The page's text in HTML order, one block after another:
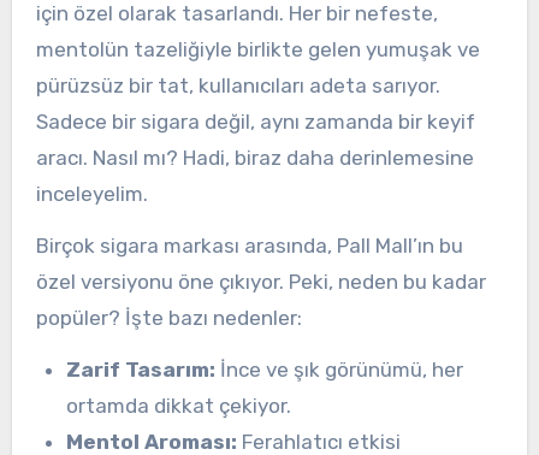
için özel olarak tasarlandı. Her bir nefeste,
mentolün tazeliğiyle birlikte gelen yumuşak ve
pürüzsüz bir tat, kullanıcıları adeta sarıyor.
Sadece bir sigara değil, aynı zamanda bir keyif
aracı. Nasıl mı? Hadi, biraz daha derinlemesine
inceleyelim.
Birçok sigara markası arasında, Pall Mall’ın bu
özel versiyonu öne çıkıyor. Peki, neden bu kadar
popüler? İşte bazı nedenler:
Zarif Tasarım: İnce ve şık görünümü, her
ortamda dikkat çekiyor.
Mentol Aroması: Ferahlatıcı etkisi